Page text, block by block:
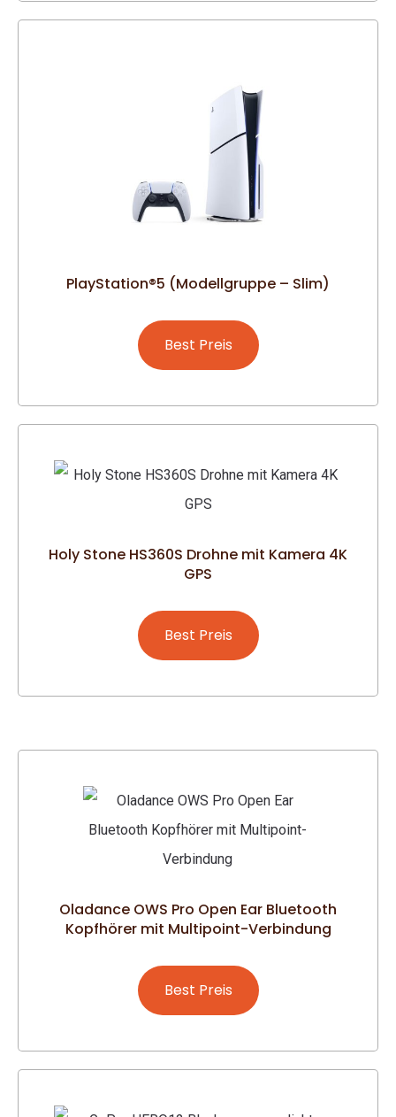
PlayStation®5 (Modellgruppe – Slim)
Best Preis
Holy Stone HS360S Drohne mit Kamera 4K
GPS
Best Preis
Oladance OWS Pro Open Ear Bluetooth
Kopfhörer mit Multipoint-Verbindung
Best Preis